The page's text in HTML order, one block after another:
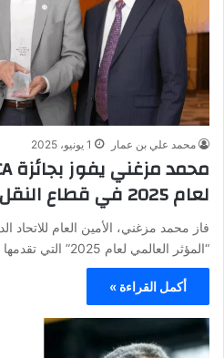
محمد علي بن عمار 1 يونيو، 2025
لعام 2025 في قطاع النقل العام
“المؤثر العالمي لعام 2025” التي تقدمها الجمعية الدولية للمؤتمرات…
أكمل القراءة »